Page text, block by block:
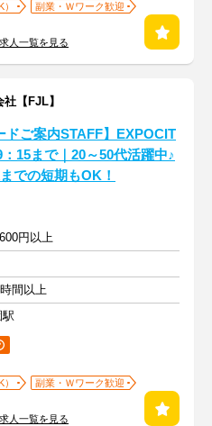
副業・Ｗワーク歓迎
人一覧を見る
【FJL】
ドご案内STAFF】EXPOCIT
15まで｜20～50代活躍中♪
での短期もOK！
円以上
間以上
副業・Ｗワーク歓迎
人一覧を見る